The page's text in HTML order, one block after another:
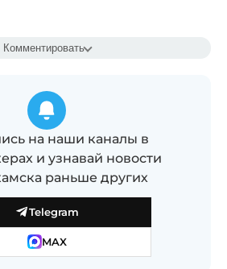
Комментировать
на наши каналы в
и узнавай новости
раньше других
Telegram
MAX